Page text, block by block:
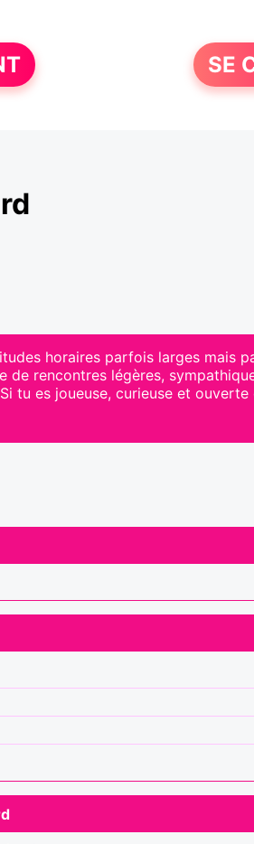
SE
horaires parfois larges mais
de rencontres légères,
tu es joueuse, curieuse et ouverte